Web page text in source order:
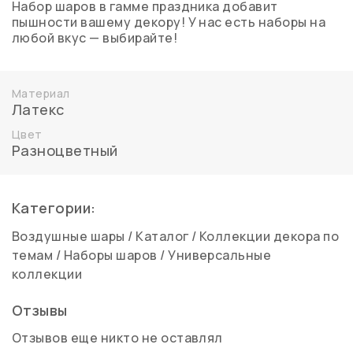
Набор шаров в гамме праздника добавит
пышности вашему декору! У нас есть наборы на
любой вкус — выбирайте!
Материал
Латекс
Цвет
Разноцветный
Категории:
Воздушные шары / Каталог / Коллекции декора по
темам / Наборы шаров /Универсальные
коллекции
Отзывы
Отзывов еще никто не оставлял